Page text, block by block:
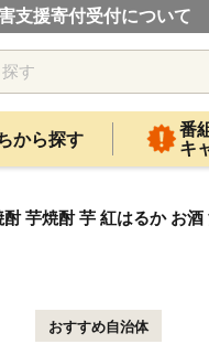
支援寄付受付について
から探す
番
キ
芋焼酎 芋 紅はるか お
おすすめ自治体